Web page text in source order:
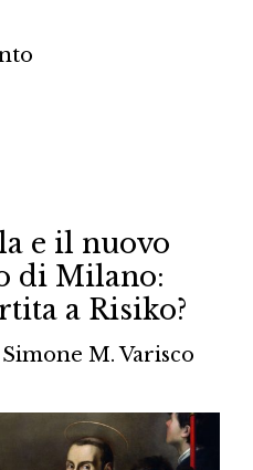
e il nuovo
di Milano:
a Risiko?
Simone M. Varisco